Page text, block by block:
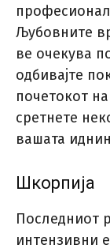
Љубовните
ве очекува
одбивајте
почетокот
сретнете
вашата
Шкорпија
Последниот
интензивни